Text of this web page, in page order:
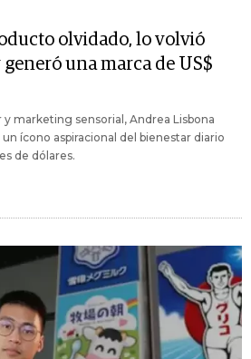
olvidado, lo volvió
generó una marca de US$
marketing sensorial, Andrea Lisbona
ícono aspiracional del bienestar diario
de dólares.